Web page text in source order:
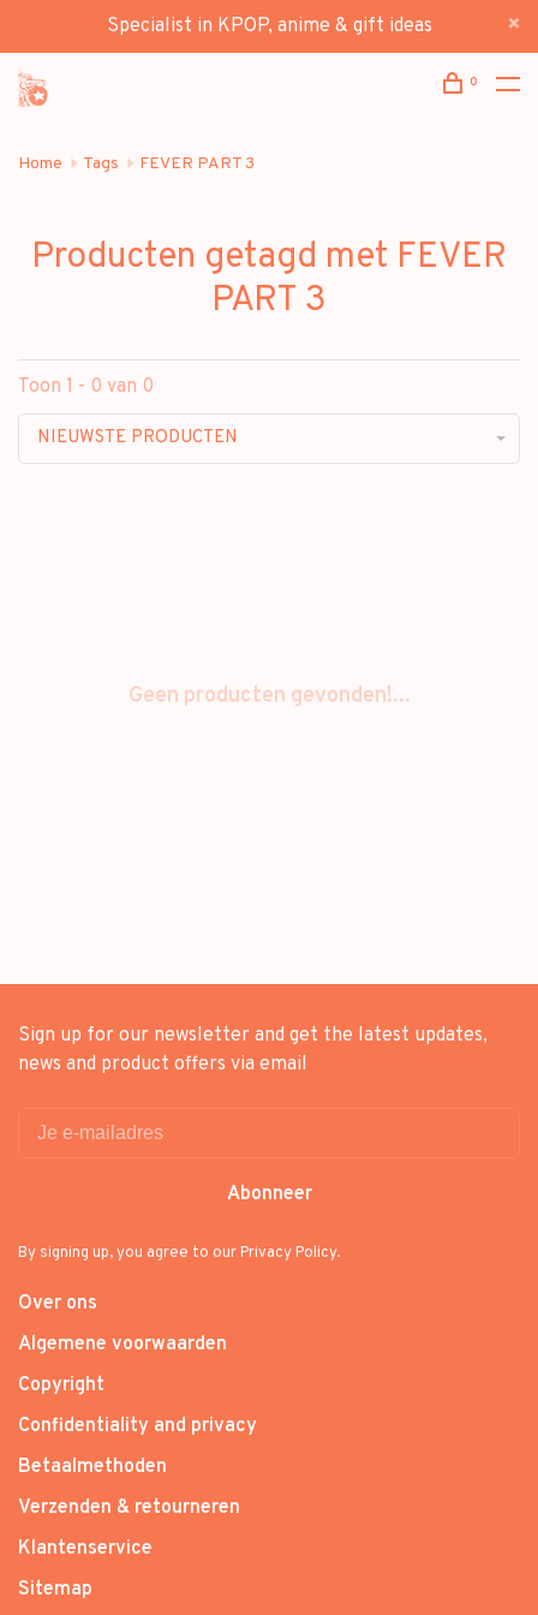
Specialist in KPOP, anime & gift ideas
0
Home Tags FEVER PART 3
Producten getagd met FEVER
PART 3
Toon 1 - 0 van 0
NIEUWSTE PRODUCTEN
Geen producten gevonden!...
Sign up for our newsletter and get the latest updates,
news and product offers via email
Abonneer
By signing up, you agree to our Privacy Policy.
Over ons
Algemene voorwaarden
Copyright
Confidentiality and privacy
Betaalmethoden
Verzenden & retourneren
Klantenservice
Sitemap